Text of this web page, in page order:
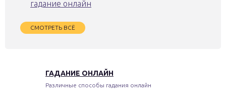
гадание онлайн
СМОТРЕТЬ ВСЁ
ГАДАНИЕ ОНЛАЙН
Различные способы гадания онлайн